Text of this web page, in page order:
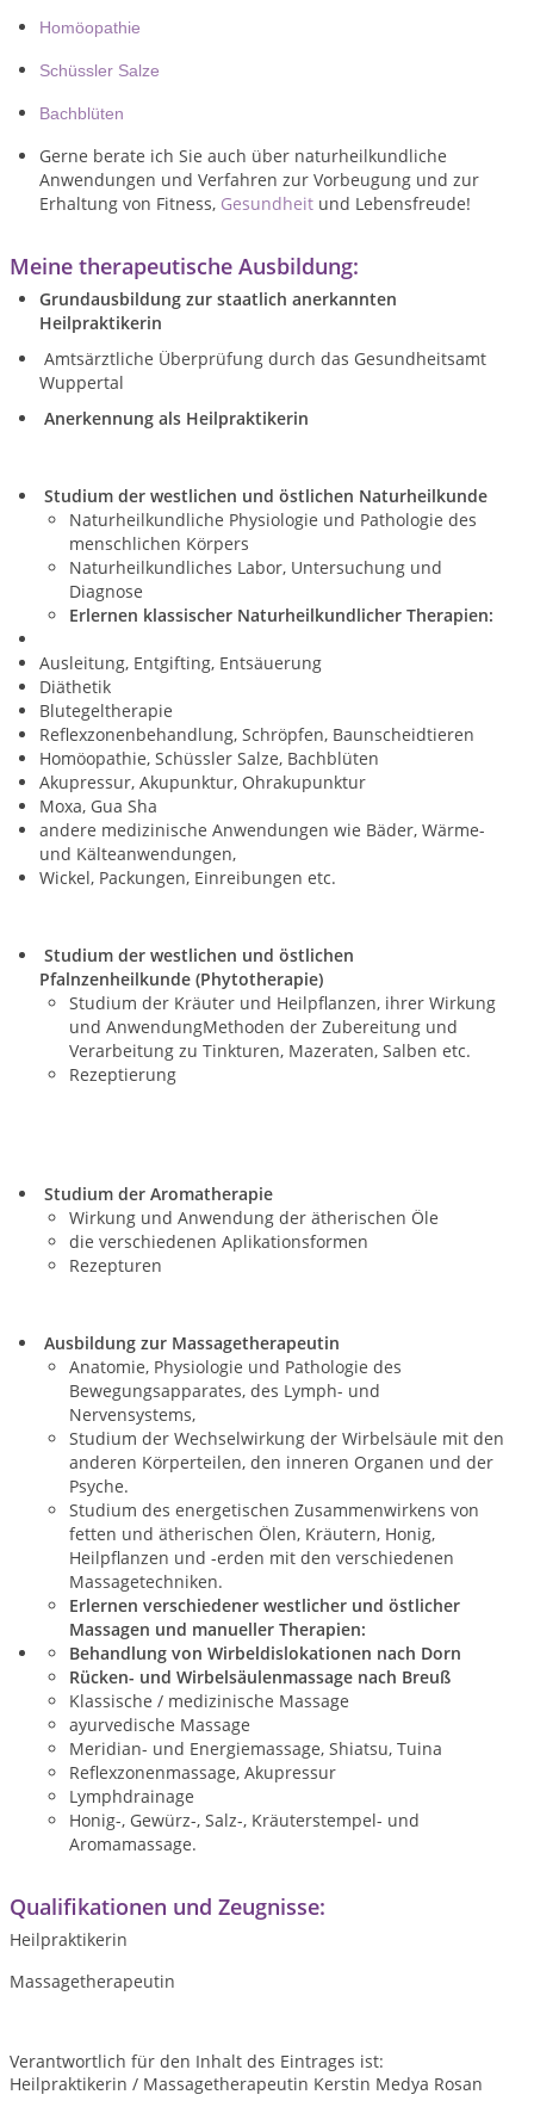
Homöopathie
Schüssler Salze
Bachblüten
Gerne berate ich Sie auch über naturheilkundliche
Anwendungen und Verfahren zur Vorbeugung und zur
Erhaltung von Fitness, Gesundheit und Lebensfreude!
Meine therapeutische Ausbildung:
Grundausbildung zur staatlich anerkannten
Heilpraktikerin
Amtsärztliche Überprüfung durch das Gesundheitsamt
Wuppertal
Anerkennung als Heilpraktikerin
Studium der westlichen und östlichen Naturheilkunde
Naturheilkundliche Physiologie und Pathologie des
menschlichen Körpers
Naturheilkundliches Labor, Untersuchung und
Diagnose
Erlernen klassischer Naturheilkundlicher Therapien:
Ausleitung, Entgifting, Entsäuerung
Diäthetik
Blutegeltherapie
Reflexzonenbehandlung, Schröpfen, Baunscheidtieren
Homöopathie, Schüssler Salze, Bachblüten
Akupressur, Akupunktur, Ohrakupunktur
Moxa, Gua Sha
andere medizinische Anwendungen wie Bäder, Wärme-
und Kälteanwendungen,
Wickel, Packungen, Einreibungen etc.
Studium der westlichen und östlichen
Pfalnzenheilkunde (Phytotherapie)
Studium der Kräuter und Heilpflanzen, ihrer Wirkung
und AnwendungMethoden der Zubereitung und
Verarbeitung zu Tinkturen, Mazeraten, Salben etc.
Rezeptierung
Studium der Aromatherapie
Wirkung und Anwendung der ätherischen Öle
die verschiedenen Aplikationsformen
Rezepturen
Ausbildung zur Massagetherapeutin
Anatomie, Physiologie und Pathologie des
Bewegungsapparates, des Lymph- und
Nervensystems,
Studium der Wechselwirkung der Wirbelsäule mit den
anderen Körperteilen, den inneren Organen und der
Psyche.
Studium des energetischen Zusammenwirkens von
fetten und ätherischen Ölen, Kräutern, Honig,
Heilpflanzen und -erden mit den verschiedenen
Massagetechniken.
Erlernen verschiedener westlicher und östlicher
Massagen und manueller Therapien:
Behandlung von Wirbeldislokationen nach Dorn
Rücken- und Wirbelsäulenmassage nach Breuß
Klassische / medizinische Massage
ayurvedische Massage
Meridian- und Energiemassage, Shiatsu, Tuina
Reflexzonenmassage, Akupressur
Lymphdrainage
Honig-, Gewürz-, Salz-, Kräuterstempel- und
Aromamassage.
Qualifikationen und Zeugnisse:
Heilpraktikerin
Massagetherapeutin
Verantwortlich für den Inhalt des Eintrages ist:
Heilpraktikerin / Massagetherapeutin Kerstin Medya Rosan